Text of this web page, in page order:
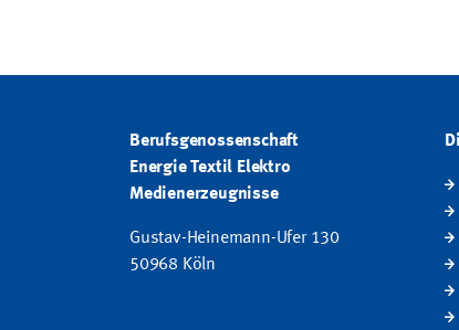
Berufsgenossenschaft
Energie Textil Elektro
Medienerzeugnisse
Gustav-Heinemann-Ufer 130
50968 Köln